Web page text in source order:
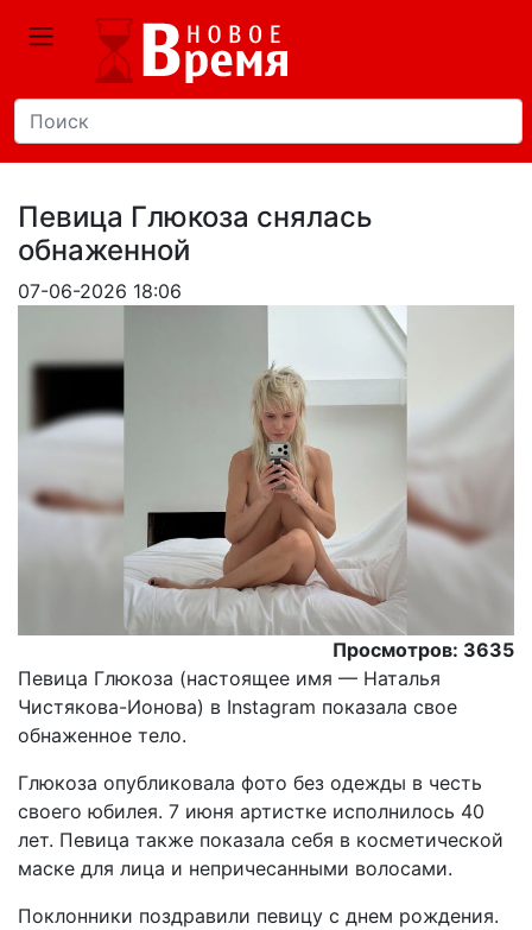
Певица Глюкоза снялась
обнаженной
07-06-2026 18:06
Просмотров: 3635
Певица Глюкоза (настоящее имя — Наталья
Чистякова-Ионова) в Instagram показала свое
обнаженное тело.
Глюкоза опубликовала фото без одежды в честь
своего юбилея. 7 июня артистке исполнилось 40
лет. Певица также показала себя в косметической
маске для лица и непричесанными волосами.
Поклонники поздравили певицу с днем рождения.